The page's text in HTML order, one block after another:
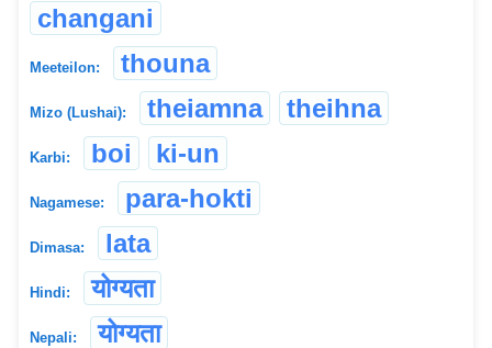
changani
Meeteilon: thouna
Mizo (Lushai): theiamna theihna
Karbi: boi ki-un
Nagamese: para-hokti
Dimasa: lata
Hindi: योग्यता
Nepali: योग्यता